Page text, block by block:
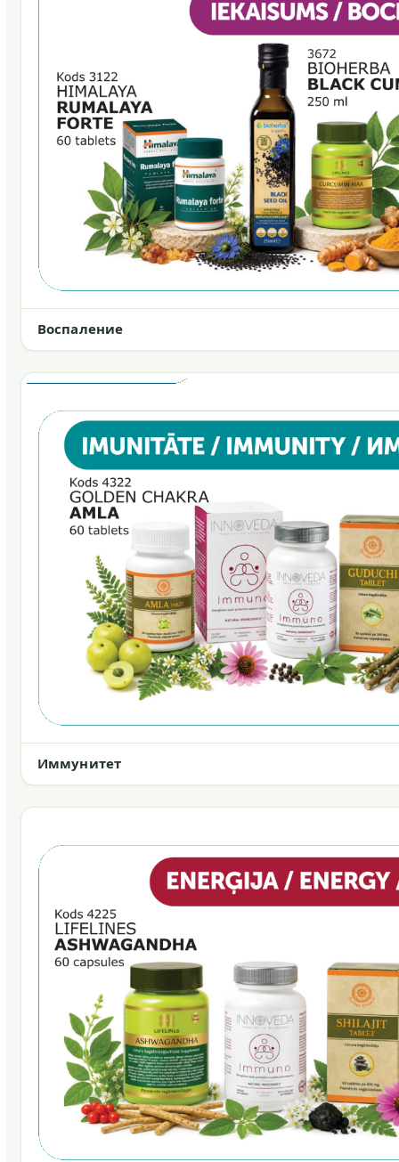
Воспаление
Иммунитет